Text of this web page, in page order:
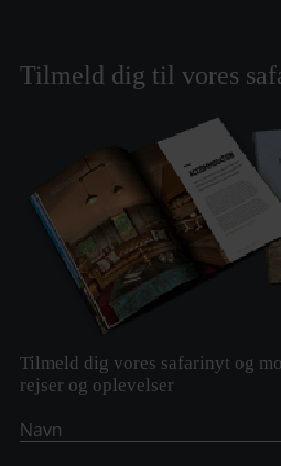
Tilmeld dig til vores
Tilmeld dig vores safarinyt og
rejser og oplevelser